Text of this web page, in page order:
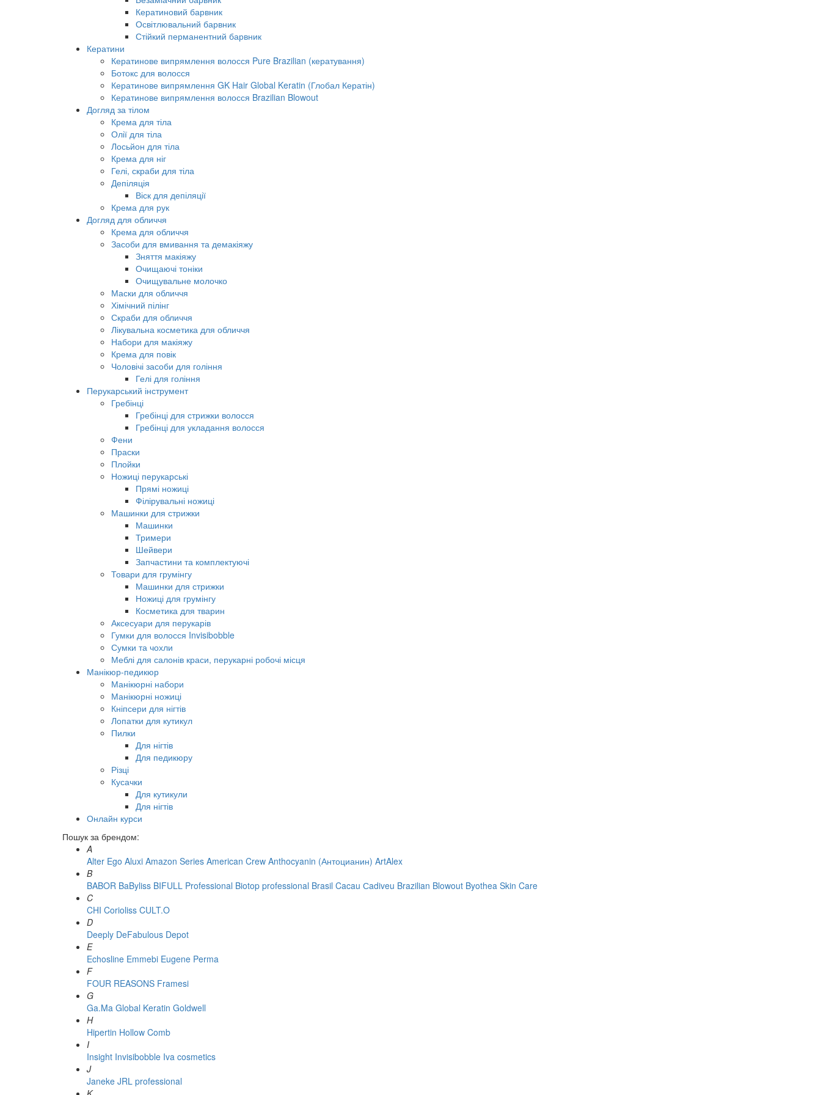
Кератиновий барвник
Освітлювальний барвник
Стійкий перманентний барвник
Кератини
Кератинове випрямлення волосся Pure Brazilian (кератування)
Ботокс для волосся
Кератинове випрямлення GK Hair Global Keratin (Глобал Кератін)
Кератинове випрямлення волосся Brazilian Blowout
Догляд за тілом
Крема для тіла
Олії для тіла
Лосьйон для тіла
Крема для ніг
Гелі, скраби для тіла
Депіляція
Віск для депіляції
Крема для рук
Догляд для обличчя
Крема для обличчя
Засоби для вмивання та демакіяжу
Зняття макіяжу
Очищаючі тоніки
Очищувальне молочко
Маски для обличчя
Хімічний пілінг
Скраби для обличчя
Лікувальна косметика для обличчя
Набори для макіяжу
Крема для повік
Чоловічі засоби для гоління
Гелі для гоління
Перукарський інструмент
Гребінці
Гребінці для стрижки волосся
Гребінці для укладання волосся
Фени
Праски
Плойки
Ножиці перукарські
Прямі ножиці
Філірувальні ножиці
Машинки для стрижки
Машинки
Тримери
Шейвери
Запчастини та комплектуючі
Товари для грумінгу
Машинки для стрижки
Ножиці для грумінгу
Косметика для тварин
Аксесуари для перукарів
Гумки для волосся Invisibobble
Сумки та чохли
Меблі для салонів краси, перукарні робочі місця
Манікюр-педикюр
Манікюрні набори
Манікюрні ножиці
Кніпсери для нігтів
Лопатки для кутикул
Пилки
Для нігтів
Для педикюру
Різці
Кусачки
Для кутикули
Для нігтів
Онлайн курси
Пошук за брендом:
A
Alter Ego Aluxi Amazon Series American Crew Anthocyanin (Антоцианин) ArtAlex
B
BABOR BaByliss BIFULL Professional Biotop professional Brasil Cacau Сadiveu Brazilian Blowout Byothea Skin Care
C
CHI Corioliss CULT.O
D
Deeply DeFabulous Depot
E
Echosline Emmebi Eugene Perma
F
FOUR REASONS Framesi
G
Ga.Ma Global Keratin Goldwell
H
Hipertin Hollow Comb
I
Insight Invisibobble Iva cosmetics
J
Janeke JRL professional